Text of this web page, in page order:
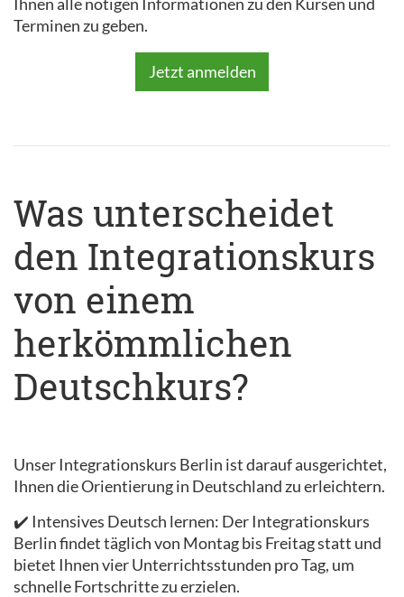
Terminen zu geben.
Jetzt anmelden
Was unterscheidet
den Integrationskurs
von einem
herkömmlichen
Deutschkurs?
Unser Integrationskurs Berlin ist darauf ausgerichtet,
Ihnen die Orientierung in Deutschland zu erleichtern.
✔️ Intensives Deutsch lernen: Der Integrationskurs
Berlin findet täglich von Montag bis Freitag statt und
bietet Ihnen vier Unterrichtsstunden pro Tag, um
schnelle Fortschritte zu erzielen.